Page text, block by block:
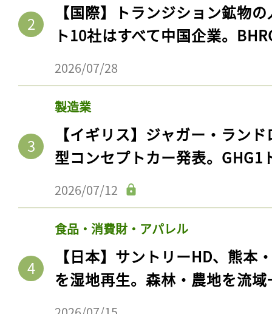
【国際】トランジション鉱物
ト10社はすべて中国企業。
2026/07/28
製造業
【イギリス】ジャガー・ラン
型コンセプトカー発表。GHG1
2026/07/12
食品・消費財・アパレル
【日本】サントリーHD、熊本
を湿地再生。森林・農地を流